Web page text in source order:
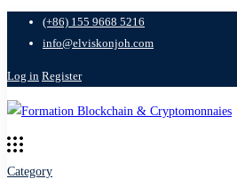
(+86) 155 9668 5216
info@elviskonjoh.com
Log in Register
Category